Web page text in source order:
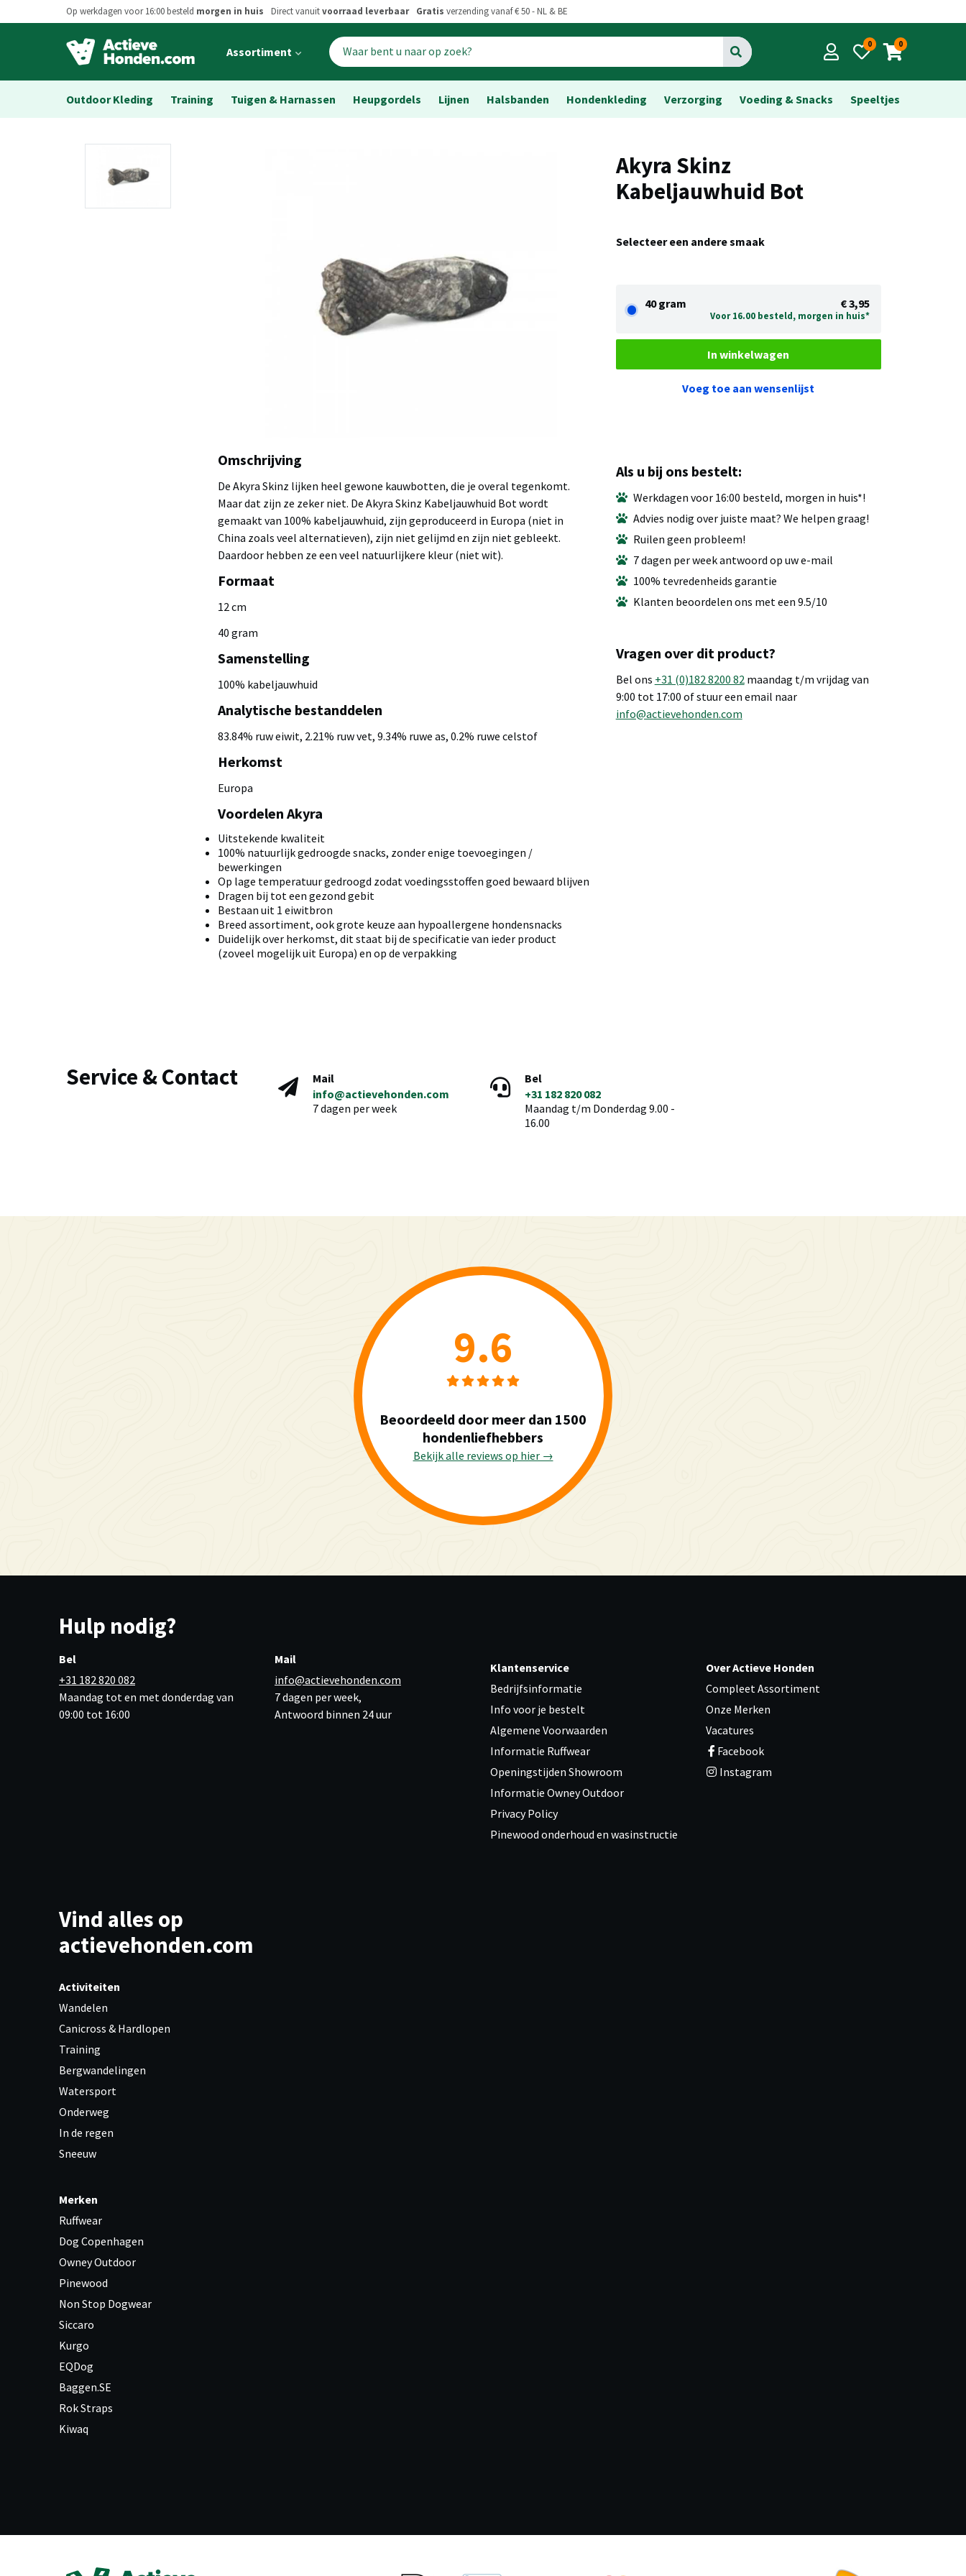
Op werkdagen voor 16:00 besteld morgen in huis Direct vanuitvoorraad leverbaar Gratis verzending vanaf € 50 - NL & BE
Open
menu
Assortiment Go 0 0
Outdoor Kleding Training Tuigen & Harnassen Heupgordels Lijnen Halsbanden Hondenkleding Verzorging Voeding & Snacks Speeltjes
Akyra Skinz
Kabeljauwhuid Bot
Selecteer een andere smaak
40 gram € 3,95
Voor 16.00 besteld, morgen in huis*
In winkelwagen
Voeg toe aan wensenlijst
Omschrijving
De Akyra Skinz lijken heel gewone kauwbotten, die je overal tegenkomt.
Maar dat zijn ze zeker niet. De Akyra Skinz Kabeljauwhuid Bot wordt
gemaakt van 100% kabeljauwhuid, zijn geproduceerd in Europa (niet in
China zoals veel alternatieven), zijn niet gelijmd en zijn niet gebleekt.
Daardoor hebben ze een veel natuurlijkere kleur (niet wit).
Formaat
12 cm
40 gram
Samenstelling
100% kabeljauwhuid
Analytische bestanddelen
83.84% ruw eiwit, 2.21% ruw vet, 9.34% ruwe as, 0.2% ruwe celstof
Herkomst
Europa
Voordelen Akyra
Uitstekende kwaliteit
100% natuurlijk gedroogde snacks, zonder enige toevoegingen /
bewerkingen
Op lage temperatuur gedroogd zodat voedingsstoffen goed bewaard blijven
Dragen bij tot een gezond gebit
Bestaan uit 1 eiwitbron
Breed assortiment, ook grote keuze aan hypoallergene hondensnacks
Duidelijk over herkomst, dit staat bij de specificatie van ieder product
(zoveel mogelijk uit Europa) en op de verpakking
Als u bij ons bestelt:
Werkdagen voor 16:00 besteld, morgen in huis*!
Advies nodig over juiste maat? We helpen graag!
Ruilen geen probleem!
7 dagen per week antwoord op uw e-mail
100% tevredenheids garantie
Klanten beoordelen ons met een 9.5/10
Vragen over dit product?
Bel ons +31 (0)182 8200 82maandag t/m vrijdag van
9:00 tot 17:00 of stuur een email naar
info@actievehonden.com
Service & Contact
Mail
info@actievehonden.com
7 dagen per week
Bel
+31 182 820 082
Maandag t/m Donderdag 9.00 -
16.00
9.6
Beoordeeld door meer dan 1500
hondenliefhebbers
Bekijk alle reviews op hier →
Hulp nodig?
Bel
+31 182 820 082
Maandag tot en met donderdag van
09:00 tot 16:00
Mail
info@actievehonden.com
7 dagen per week,
Antwoord binnen 24 uur
Klantenservice
Bedrijfsinformatie
Info voor je bestelt
Algemene Voorwaarden
Informatie Ruffwear
Openingstijden Showroom
Informatie Owney Outdoor
Privacy Policy
Pinewood onderhoud en wasinstructie
Over Actieve Honden
Compleet Assortiment
Onze Merken
Vacatures
Facebook
Instagram
Vind alles op
actievehonden.com
Activiteiten
Wandelen
Canicross & Hardlopen
Training
Bergwandelingen
Watersport
Onderweg
In de regen
Sneeuw
Merken
Ruffwear
Dog Copenhagen
Owney Outdoor
Pinewood
Non Stop Dogwear
Siccaro
Kurgo
EQDog
Baggen.SE
Rok Straps
Kiwaq